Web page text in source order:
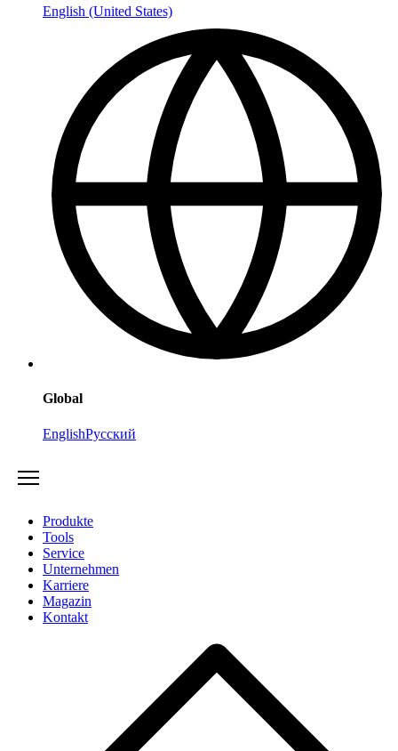
English (United States)
Global
EnglishРусский
Produkte
Tools
Service
Unternehmen
Karriere
Magazin
Kontakt